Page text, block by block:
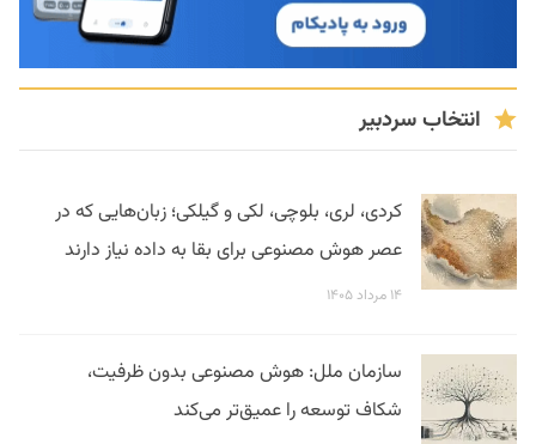
انتخاب سردبیر
کردی، لری، بلوچی، لکی و گیلکی؛ زبان‌هایی که در
عصر هوش مصنوعی برای بقا به داده نیاز دارند
۱۴ مرداد ۱۴۰۵
سازمان ملل: هوش مصنوعی بدون ظرفیت،
شکاف توسعه را عمیق‌تر می‌کند